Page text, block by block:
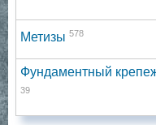
Метизы 578
Фундаментный
39